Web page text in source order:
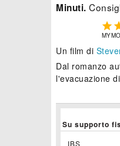
Minuti.

Un film di
Dal romanzo
l'evacuazione
Su supporto
IBS